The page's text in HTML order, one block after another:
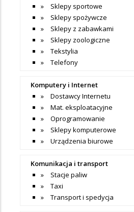
Sklepy sportowe
Sklepy spożywcze
Sklepy z zabawkami
Sklepy zoologiczne
Tekstylia
Telefony
Komputery i Internet
Dostawcy Internetu
Mat. eksploatacyjne
Oprogramowanie
Sklepy komputerowe
Urządzenia biurowe
Komunikacja i transport
Stacje paliw
Taxi
Transport i spedycja